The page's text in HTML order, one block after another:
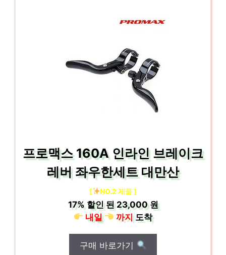
프로맥스 160A 인라인 브레이크
레버 좌우한세트 대만산
[ NO.2 제품 ]
17%할인 된23,000 원
내일
까지도착
구매 바로가기